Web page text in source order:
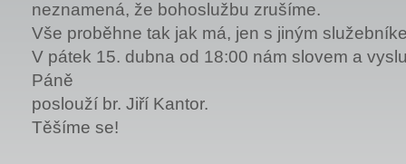
neznamená, že bohoslužbu zrušíme.
Vše proběhne tak jak má, jen s jiným
V pátek 15. dubna od 18:00 nám slovem a
Páně
poslouží br. Jiří Kantor.
Těšíme se!